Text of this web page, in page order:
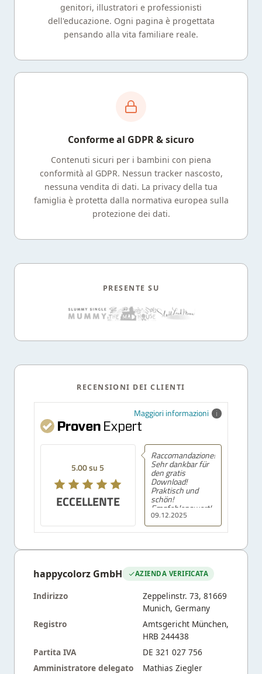
genitori, illustratori e professionisti
dell'educazione. Ogni pagina è progettata
pensando alla vita familiare reale.
Conforme al GDPR & sicuro
Contenuti sicuri per i bambini con piena
conformità al GDPR. Nessun tracker nascosto,
nessuna vendita di dati. La privacy della tua
famiglia è protetta dalla normativa europea sulla
protezione dei dati.
PRESENTE SU
RECENSIONI DEI CLIENTI
Maggiori informazioni
5.00 su 5
ECCELLENTE
09.12.2025
Raccomandazione!
Sehr dankbar für
den gratis
Download!
Praktisch und
schön!
Empfehlenswert!
happycolorz GmbH AZIENDA VERIFICATA
Indirizzo
Zeppelinstr. 73, 81669
Munich, Germany
Registro
Amtsgericht München,
HRB 244438
Partita IVA
DE 321 027 756
Amministratore delegato
Mathias Ziegler